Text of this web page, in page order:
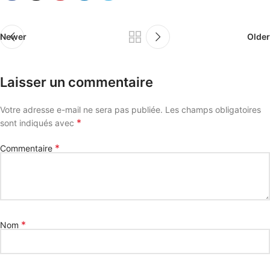
Newer Older
Laisser un commentaire
Votre adresse e-mail ne sera pas publiée. Les champs obligatoires
sont indiqués avec *
Commentaire *
Nom *